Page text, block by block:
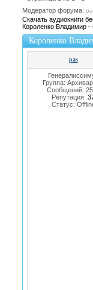
Модератор форума:
Скачать аудиокниги
Короленко Владимир
Короленко
pas
Группа:
Сообщений:
Репутация:
Статус: